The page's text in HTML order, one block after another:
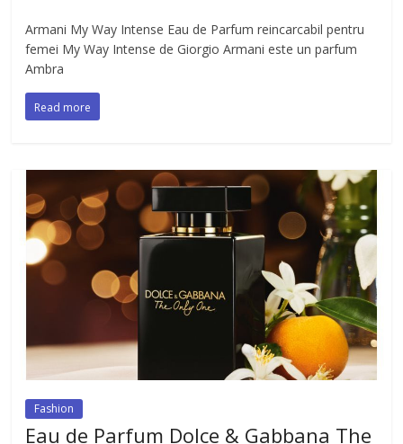
Armani My Way Intense Eau de Parfum reincarcabil pentru
femei My Way Intense de Giorgio Armani este un parfum
Ambra
Read more
Fashion
Eau de Parfum Dolce & Gabbana The